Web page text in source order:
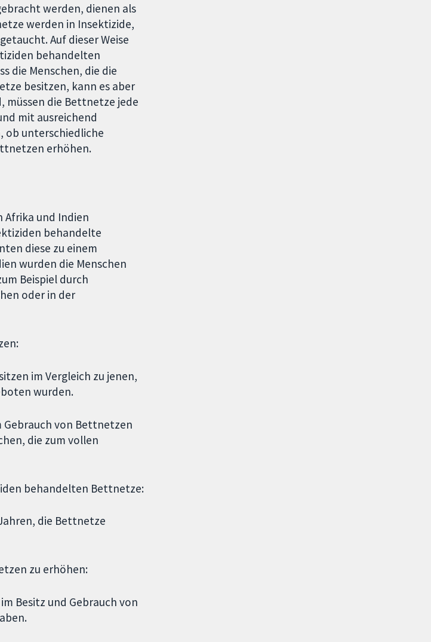
werden, dienen als
werden in Insektizide,
Auf dieser Weise
behandelten
die Menschen, die die
besitzen, kann es aber
müssen die Bettnetze jede
mit ausreichend
ob unterschiedliche
erhöhen.
Afrika und Indien
behandelte
diese zu einem
wurden die Menschen
Beispiel durch
oder in der
im Vergleich zu jenen,
wurden.
Gebrauch von Bettnetzen
die zum vollen
behandelten Bettnetze:
die Bettnetze
zu erhöhen:
Besitz und Gebrauch von